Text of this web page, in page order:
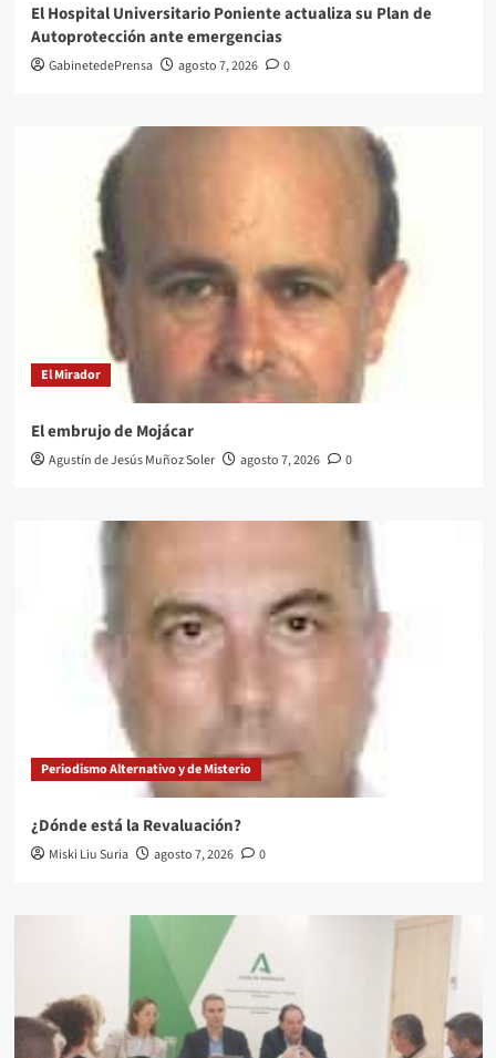
El Hospital Universitario Poniente actualiza su Plan de
Autoprotección ante emergencias
GabinetedePrensa agosto 7, 2026 0
El Mirador
El embrujo de Mojácar
Agustín de Jesús Muñoz Soler agosto 7, 2026 0
Periodismo Alternativo y de Misterio
¿Dónde está la Revaluación?
Miski Liu Suria agosto 7, 2026 0